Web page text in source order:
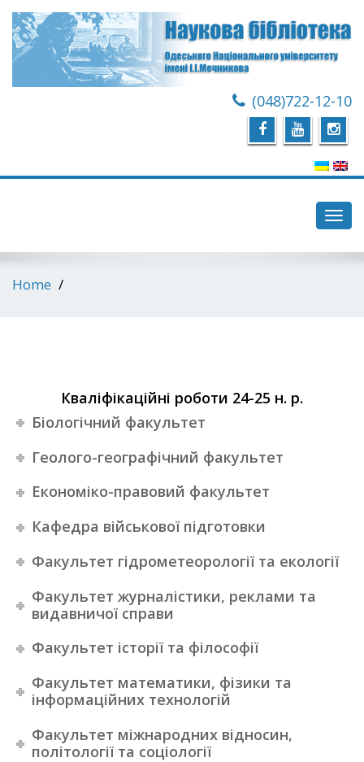
(048)722-12-10
Home
Кваліфікаційні роботи 24-25 н. р.
Біологічний факультет
Геолого-географічний факультет
Економіко-правовий факультет
Кафедра військової підготовки
Факультет гідрометеорології та екології
Факультет журналістики, реклами та
видавничої справи
Факультет історії та філософії
Факультет математики, фізики та
інформаційних технологій
Факультет міжнародних відносин,
політології та соціології